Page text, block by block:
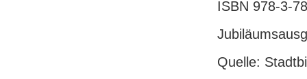
ISBN 978-3-
Quelle: